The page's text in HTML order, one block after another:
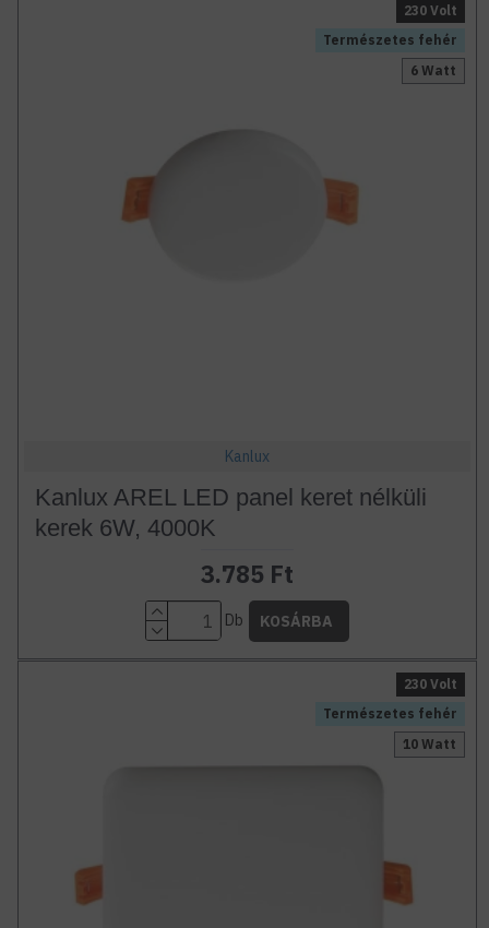
Természetes fehér
6 Watt
230 Volt
Kanlux
Kanlux AREL LED panel keret nélküli
kerek 6W, 4000K
3.785 Ft
Db KOSÁRBA
Természetes fehér
230 Volt
10 Watt